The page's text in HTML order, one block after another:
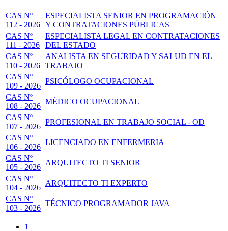
CAS Nº
112 - 2026
ESPECIALISTA SENIOR EN PROGRAMACIÓN
Y CONTRATACIONES PÚBLICAS
CAS Nº
111 - 2026
ESPECIALISTA LEGAL EN CONTRATACIONES
DEL ESTADO
CAS Nº
110 - 2026
ANALISTA EN SEGURIDAD Y SALUD EN EL
TRABAJO
CAS Nº
109 - 2026
PSICÓLOGO OCUPACIONAL
CAS Nº
108 - 2026
MÉDICO OCUPACIONAL
CAS Nº
107 - 2026
PROFESIONAL EN TRABAJO SOCIAL - OD
CAS Nº
106 - 2026
LICENCIADO EN ENFERMERIA
CAS Nº
105 - 2026
ARQUITECTO TI SENIOR
CAS Nº
104 - 2026
ARQUITECTO TI EXPERTO
CAS Nº
103 - 2026
TÉCNICO PROGRAMADOR JAVA
Página
1